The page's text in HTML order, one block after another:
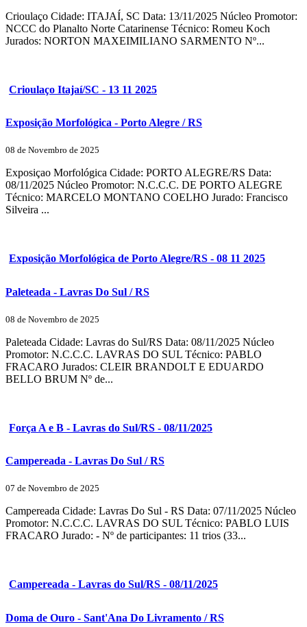
Crioulaço Cidade: ITAJAÍ, SC Data: 13/11/2025 Núcleo Promotor:
NCCC do Planalto Norte Catarinense Técnico: Romeu Koch
Jurados: NORTON MAXEIMILIANO SARMENTO Nº...
Crioulaço Itajaí/SC - 13 11 2025
Exposição Morfológica - Porto Alegre / RS
08 de Novembro de 2025
Exposiçao Morfológica Cidade: PORTO ALEGRE/RS Data:
08/11/2025 Núcleo Promotor: N.C.C.C. DE PORTO ALEGRE
Técnico: MARCELO MONTANO COELHO Jurado: Francisco
Silveira ...
Exposição Morfológica de Porto Alegre/RS - 08 11 2025
Paleteada - Lavras Do Sul / RS
08 de Novembro de 2025
Paleteada Cidade: Lavras do Sul/RS Data: 08/11/2025 Núcleo
Promotor: N.C.C.C. LAVRAS DO SUL Técnico: PABLO
FRACARO Jurados: CLEIR BRANDOLT E EDUARDO
BELLO BRUM Nº de...
Força A e B - Lavras do Sul/RS - 08/11/2025
Campereada - Lavras Do Sul / RS
07 de Novembro de 2025
Campereada Cidade: Lavras Do Sul - RS Data: 07/11/2025 Núcleo
Promotor: N.C.C.C. LAVRAS DO SUL Técnico: PABLO LUIS
FRACARO Jurado: - Nº de participantes: 11 trios (33...
Campereada - Lavras do Sul/RS - 08/11/2025
Doma de Ouro - Sant'Ana Do Livramento / RS